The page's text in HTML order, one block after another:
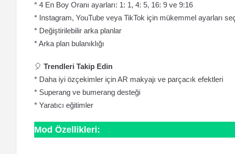
* 4 En Boy Oranı ayarları: 1: 1, 4: 5, 16: 9 ve 9:16
* Instagram, YouTube veya TikTok için mükemmel ayarları
* Değiştirilebilir arka planlar
* Arka plan bulanıklığı
🎈 Trendleri Takip Edin
* Daha iyi özçekimler için AR makyajı ve parçacık efektleri
* Superang ve bumerang desteği
* Yaratıcı eğitimler
Mod Özellikleri: